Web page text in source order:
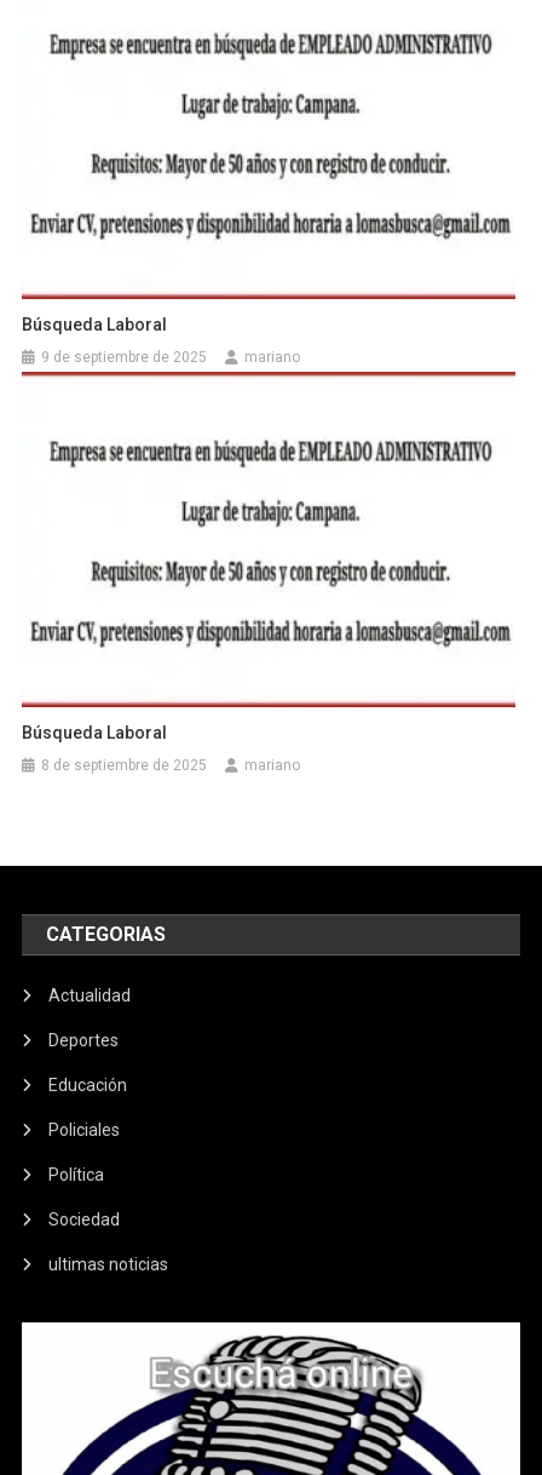
Búsqueda Laboral
9 de septiembre de 2025 mariano
Búsqueda Laboral
8 de septiembre de 2025 mariano
CATEGORIAS
Actualidad
Deportes
Educación
Policiales
Política
Sociedad
ultimas noticias